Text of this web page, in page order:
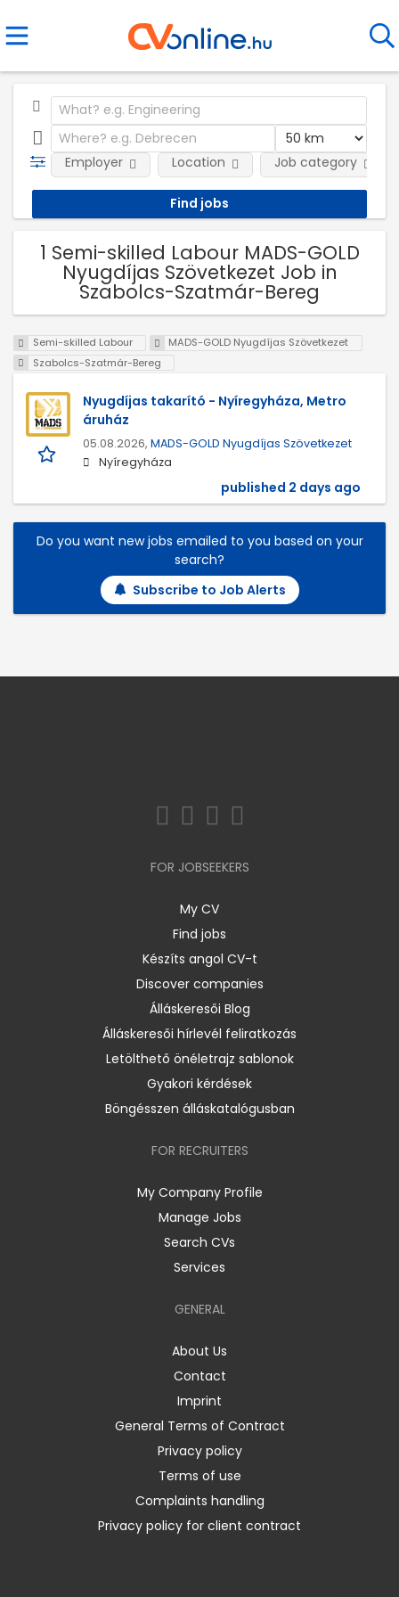
Employer Location Job category
1 Semi-skilled Labour MADS-GOLD
Nyugdíjas Szövetkezet Job in
Szabolcs-Szatmár-Bereg
Semi-skilled Labour
MADS-GOLD Nyugdíjas Szövetkezet
Szabolcs-Szatmár-Bereg
Nyugdíjas takarító - Nyíregyháza, Metro
áruház
05.08.2026, MADS-GOLD Nyugdíjas Szövetkezet
Nyíregyháza
published 2 days ago
Do you want new jobs emailed to you based on your
search?
Subscribe to Job Alerts
FOR JOBSEEKERS
My CV
Find jobs
Készíts angol CV-t
Discover companies
Álláskeresői Blog
Álláskeresői hírlevél feliratkozás
Letölthető önéletrajz sablonok
Gyakori kérdések
Böngésszen álláskatalógusban
FOR RECRUITERS
My Company Profile
Manage Jobs
Search CVs
Services
GENERAL
About Us
Contact
Imprint
General Terms of Contract
Privacy policy
Terms of use
Complaints handling
Privacy policy for client contract